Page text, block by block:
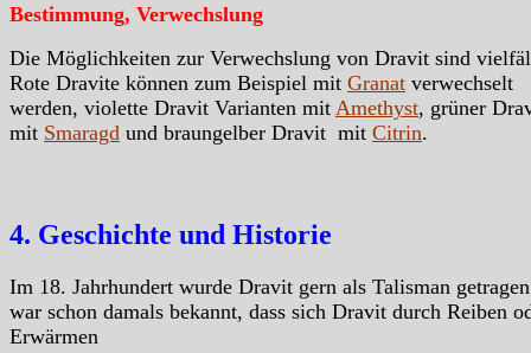
Bestimmung, Verwechslung
Die Möglichkeiten zur Verwechslung von Dravit sind
Rote Dravite können zum Beispiel mit Granat verwechselt
werden, violette Dravit Varianten mit Amethyst, grüner
mit Smaragd und braungelber Dravit mit Citrin.
4. Geschichte und Historie
Im 18. Jahrhundert wurde Dravit gern als Talisman
war schon damals bekannt, dass sich Dravit durch Reiben
Erwärmen